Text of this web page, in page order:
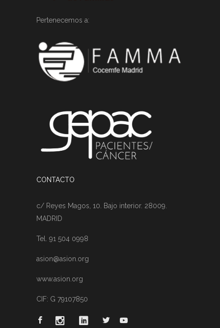
Pertenecemos a:
CONTACTO
c/ Reyes Magos, 10. Bajo interior. 28009.
MADRID
Tel. 91 504 0998
asion@asion.org
www.asion.org
CIF: G 79107850